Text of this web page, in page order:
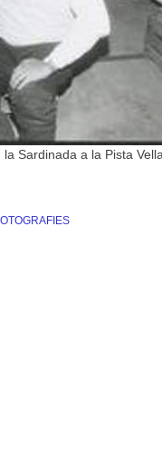
Sardinada a la Pista